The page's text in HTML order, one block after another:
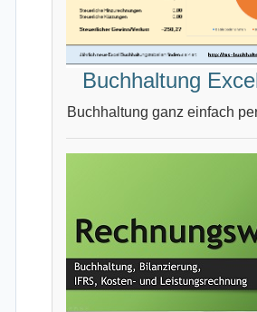
Buchhaltung
Buchhaltung ganz einfach